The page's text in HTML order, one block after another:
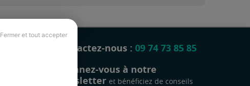
Fermer et tout accepter
Contactez-nous : 09 74 73 85 85
Abonnez-vous à notre
newsletter et bénéficiez de conseils